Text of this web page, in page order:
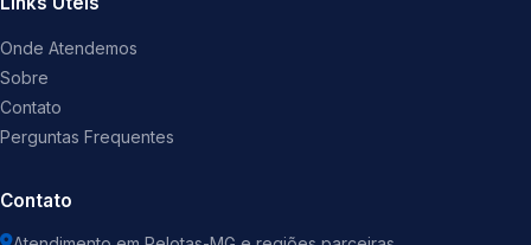
Onde Atendemos
Sobre
Contato
Perguntas Frequentes
Contato